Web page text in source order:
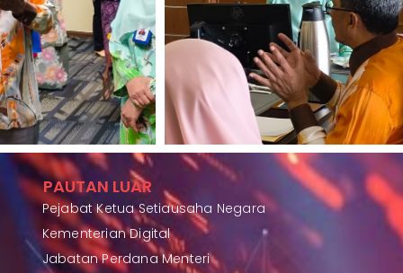
PAUTAN LUAR
Pejabat Ketua Setiausaha Negara
Kementerian Digital
Jabatan Perdana Menteri